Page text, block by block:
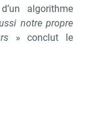
algorithme
notre propre
» conclut le